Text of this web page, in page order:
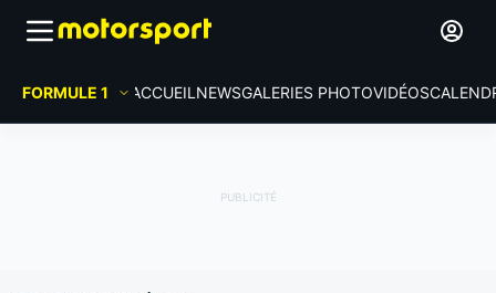
FORMULE 1 ACCUEIL NEWSGALERIES PHOTOVIDÉOS